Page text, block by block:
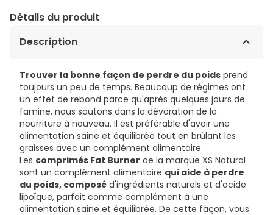
Détails du produit
Description
Trouver la bonne façon de perdre du poids prend
toujours un peu de temps. Beaucoup de régimes ont
un effet de rebond parce qu'après quelques jours de
famine, nous sautons dans la dévoration de la
nourriture à nouveau. Il est préférable d'avoir une
alimentation saine et équilibrée tout en brûlant les
graisses avec un complément alimentaire.
Les comprimés Fat Burner de la marque XS Natural
sont un complément alimentaire qui aide à perdre
du poids, composé d'ingrédients naturels et d'acide
lipoïque, parfait comme complément à une
alimentation saine et équilibrée. De cette façon, vous